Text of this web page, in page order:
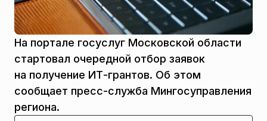
На портале госуслуг Московской области
стартовал очередной отбор заявок
на получение ИТ-грантов. Об этом
сообщает пресс-служба Мингосуправления
региона.